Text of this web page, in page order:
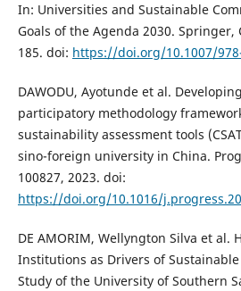
In: Universities and Sustainable
Goals of the Agenda 2030. Springer,
185. doi: https://doi.org/10.1007/
DAWODU, Ayotunde et al.
participatory methodology
sustainability assessment tools
sino-foreign university in China.
100827, 2023. doi:
https://doi.org/10.1016/
DE AMORIM, Wellyngton Silva et al.
Institutions as Drivers of
Study of the University of Southern